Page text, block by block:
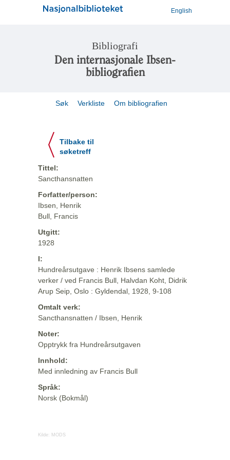
English
Bibliografi
Den internasjonale Ibsen-
bibliografien
Søk Verkliste Om bibliografien
Tilbake til
søketreff
Tittel:
Sancthansnatten
Forfatter/person:
Ibsen, Henrik
Bull, Francis
Utgitt:
1928
I:
Hundreårsutgave : Henrik Ibsens samlede
verker / ved Francis Bull, Halvdan Koht, Didrik
Arup Seip, Oslo : Gyldendal, 1928, 9-108
Omtalt verk:
Sancthansnatten / Ibsen, Henrik
Noter:
Opptrykk fra Hundreårsutgaven
Innhold:
Med innledning av Francis Bull
Språk:
Norsk (Bokmål)
Kilde: MODS